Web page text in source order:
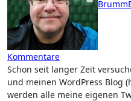
Kommentare
Schon seit langer Zeit versuche ich, meinen Twitter Account
und meinen WordPress Blog
werden alle meine eigenen